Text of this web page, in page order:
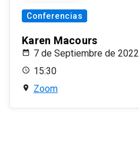
Conferencias
Karen Macours
7 de Septiembre de 2022
15:30
Zoom